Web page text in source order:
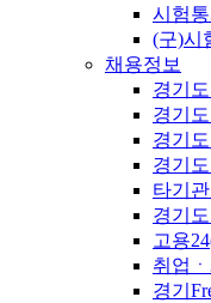
시험통
(구)시
채용정보
경기
경기
경기
경기
타기
경기
고용
취업
경기